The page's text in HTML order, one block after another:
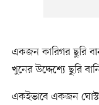
একজন কারিগর ছুরি
খুনের উদ্দেশ্যে ছুরি
একইভাবে একজন ঘোস্ট